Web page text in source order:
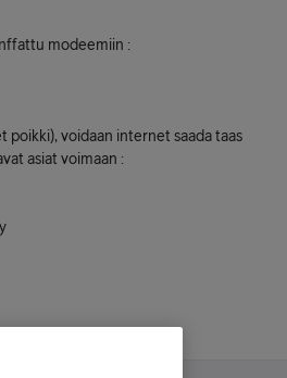
modeemiin :
poikki), voidaan internet saada taas
asiat voimaan :